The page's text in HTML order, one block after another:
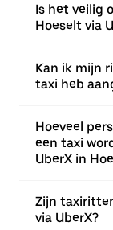
Is het veilig
Hoeselt via
Kan ik mijn
taxi heb
Hoeveel
een taxi
UberX in
Zijn
via UberX?